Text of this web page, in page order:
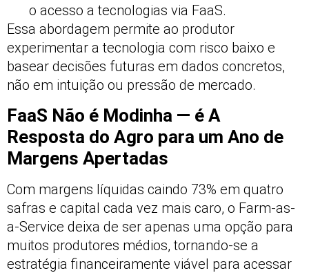
o acesso a tecnologias via FaaS.
Essa abordagem permite ao produtor
experimentar a tecnologia com risco baixo e
basear decisões futuras em dados concretos,
não em intuição ou pressão de mercado.
FaaS Não é Modinha — é A
Resposta do Agro para um Ano de
Margens Apertadas
Com margens líquidas caindo 73% em quatro
safras e capital cada vez mais caro, o Farm-as-
a-Service deixa de ser apenas uma opção para
muitos produtores médios, tornando-se a
estratégia financeiramente viável para acessar